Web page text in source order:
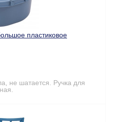
пластиковое
не шатается. Ручка для